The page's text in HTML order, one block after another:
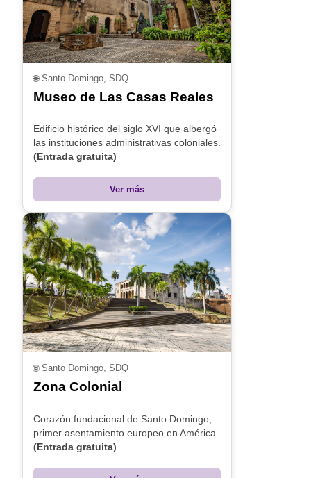
🌐Santo Domingo, SDQ
Museo de Las Casas Reales
Edificio histórico del siglo XVI que albergó
las instituciones administrativas coloniales.
(Entrada gratuita)
Ver más
🌐Santo Domingo, SDQ
Zona Colonial
Corazón fundacional de Santo Domingo,
primer asentamiento europeo en América.
(Entrada gratuita)